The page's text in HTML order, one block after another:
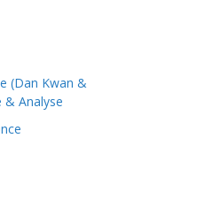
(Dan Kwan &
& Analyse